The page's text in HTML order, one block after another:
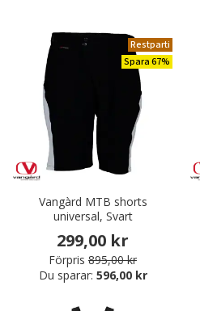
Restparti
Spara 67%
Vangàrd MTB shorts
universal, Svart
299,00 kr
Förpris 895,00 kr
Du sparar: 596,00 kr